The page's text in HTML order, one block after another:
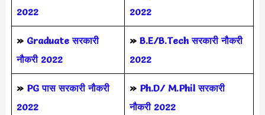
2022
2022
» Graduate सरकारी
नौकरी 2022
» B.E/B.Tech सरकारी नौकरी
2022
» PG पास सरकारी नौकरी
2022
» Ph.D/ M.Phil सरकारी
नौकरी 2022